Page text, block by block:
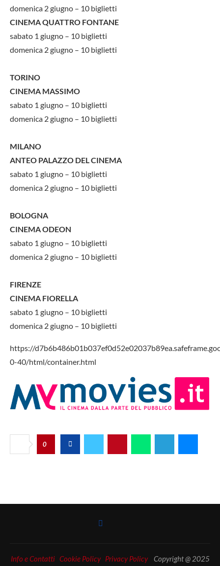
domenica 2 giugno – 10 biglietti
CINEMA QUATTRO FONTANE
sabato 1 giugno – 10 biglietti
domenica 2 giugno – 10 biglietti
TORINO
CINEMA MASSIMO
sabato 1 giugno – 10 biglietti
domenica 2 giugno – 10 biglietti
MILANO
ANTEO PALAZZO DEL CINEMA
sabato 1 giugno – 10 biglietti
domenica 2 giugno – 10 biglietti
BOLOGNA
CINEMA ODEON
sabato 1 giugno – 10 biglietti
domenica 2 giugno – 10 biglietti
FIRENZE
CINEMA FIORELLA
sabato 1 giugno – 10 biglietti
domenica 2 giugno – 10 biglietti
https://
0-40/html/container.html
0
Info e Contatti Cookie Policy Privacy PolicyCopyright @ 2025